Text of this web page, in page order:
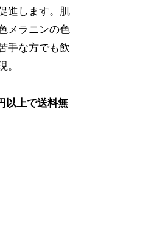
進します。肌
メラニンの色
手な方でも飲
。
以上で送料無